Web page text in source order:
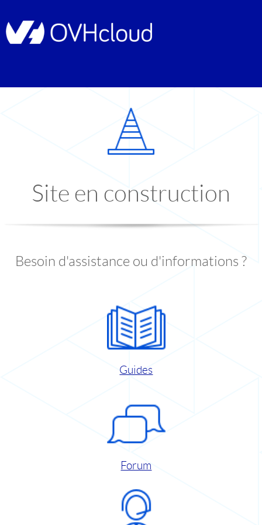
Site en construction
Besoin d'assistance ou d'informations ?
Guides
Forum